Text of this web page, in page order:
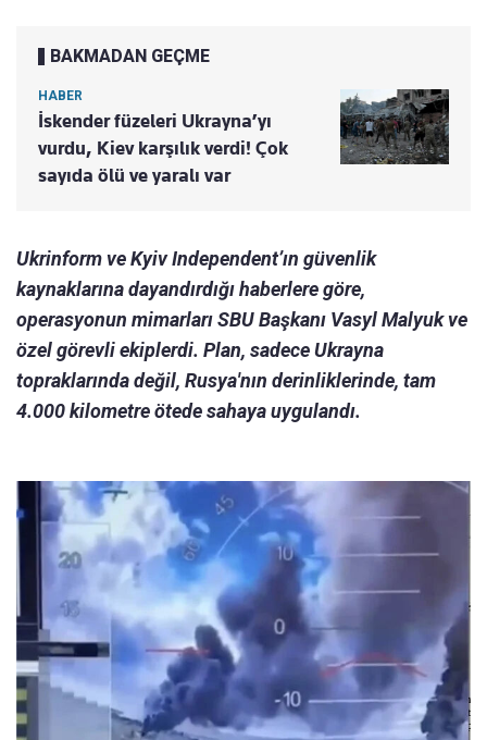
BAKMADAN GEÇME
HABER
İskender füzeleri Ukrayna’yı
vurdu, Kiev karşılık verdi! Çok
sayıda ölü ve yaralı var
Ukrinform ve Kyiv Independent’ın güvenlik
kaynaklarına dayandırdığı haberlere göre,
operasyonun mimarları SBU Başkanı Vasyl Malyuk ve
özel görevli ekiplerdi. Plan, sadece Ukrayna
topraklarında değil, Rusya'nın derinliklerinde, tam
4.000 kilometre ötede sahaya uygulandı.